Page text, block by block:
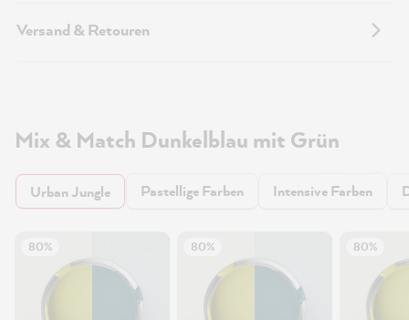
Versand & Retouren
Mix & Match Dunkelblau mit Grün
Urban Jungle Pastellige Farben Intensive Farben
80% 80% 80%